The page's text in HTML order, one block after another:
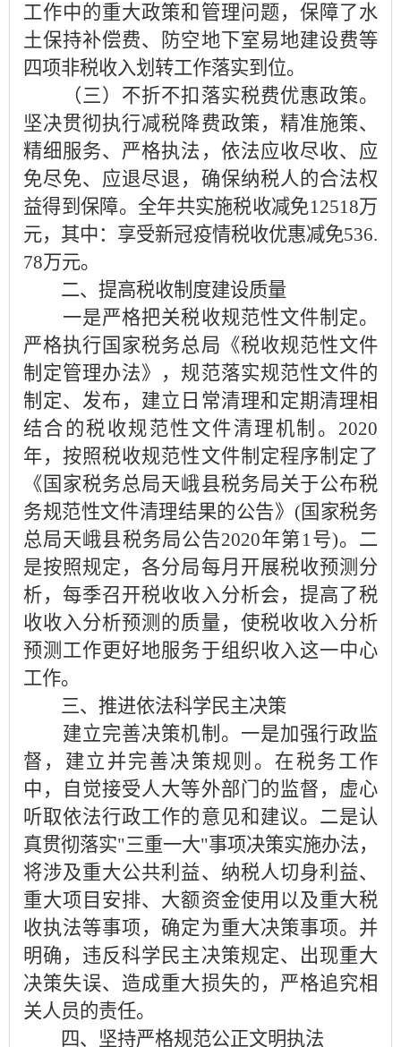
工作中的重大政策和管理问题，保障了水
土保持补偿费、防空地下室易地建设费等
四项非税收入划转工作落实到位。
（三）不折不扣落实税费优惠政策。
坚决贯彻执行减税降费政策，精准施策、
精细服务、严格执法，依法应收尽收、应
免尽免、应退尽退，确保纳税人的合法权
益得到保障。全年共实施税收减免12518万
元，其中：享受新冠疫情税收优惠减免536.
78万元。
二、提高税收制度建设质量
一是严格把关税收规范性文件制定。
严格执行国家税务总局《税收规范性文件
制定管理办法》，规范落实规范性文件的
制定、发布，建立日常清理和定期清理相
结合的税收规范性文件清理机制。2020
年，按照税收规范性文件制定程序制定了
《国家税务总局天峨县税务局关于公布税
务规范性文件清理结果的公告》(国家税务
总局天峨县税务局公告2020年第1号)。二
是按照规定，各分局每月开展税收预测分
析，每季召开税收收入分析会，提高了税
收收入分析预测的质量，使税收收入分析
预测工作更好地服务于组织收入这一中心
工作。
三、推进依法科学民主决策
建立完善决策机制。一是加强行政监
督，建立并完善决策规则。在税务工作
中，自觉接受人大等外部门的监督，虚心
听取依法行政工作的意见和建议。二是认
真贯彻落实"三重一大"事项决策实施办法，
将涉及重大公共利益、纳税人切身利益、
重大项目安排、大额资金使用以及重大税
收执法等事项，确定为重大决策事项。并
明确，违反科学民主决策规定、出现重大
决策失误、造成重大损失的，严格追究相
关人员的责任。
四、坚持严格规范公正文明执法